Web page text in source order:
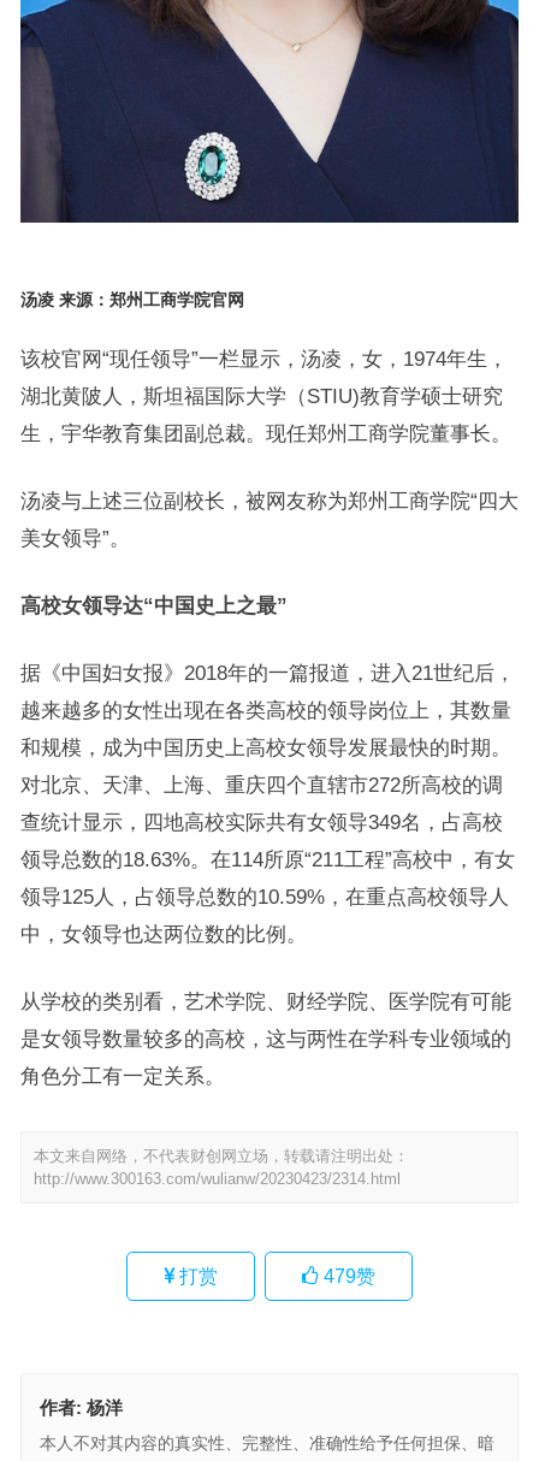
汤凌 来源：郑州工商学院官网
该校官网“现任领导”一栏显示，汤凌，女，1974年生，
湖北黄陂人，斯坦福国际大学（STIU)教育学硕士研究
生，宇华教育集团副总裁。现任郑州工商学院董事长。
汤凌与上述三位副校长，被网友称为郑州工商学院“四大
美女领导”。
高校女领导达“中国史上之最”
据《中国妇女报》2018年的一篇报道，进入21世纪后，
越来越多的女性出现在各类高校的领导岗位上，其数量
和规模，成为中国历史上高校女领导发展最快的时期。
对北京、天津、上海、重庆四个直辖市272所高校的调
查统计显示，四地高校实际共有女领导349名，占高校
领导总数的18.63%。在114所原“211工程”高校中，有女
领导125人，占领导总数的10.59%，在重点高校领导人
中，女领导也达两位数的比例。
从学校的类别看，艺术学院、财经学院、医学院有可能
是女领导数量较多的高校，这与两性在学科专业领域的
角色分工有一定关系。
本文来自网络，不代表财创网立场，转载请注明出处：
http://www.300163.com/wulianw/20230423/2314.html
打赏 479赞
作者: 杨洋
本人不对其内容的真实性、完整性、准确性给予任何担保、暗